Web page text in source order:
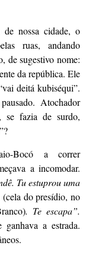
nossa cidade, o
ruas, andando
de sugestivo nome:
da república. Ele
deitá kubiséqui”.
Atochador
se fazia de surdo,
Bocó a correr
a incomodar.
Tu estuprou uma
(cela do presídio, no
. Te escapa”.
ganhava a estrada.